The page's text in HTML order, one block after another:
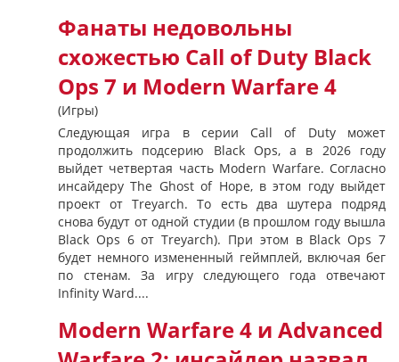
Фанаты недовольны
схожестью Call of Duty Black
Ops 7 и Modern Warfare 4
(Игры)
Следующая игра в серии Call of Duty может
продолжить подсерию Black Ops, а в 2026 году
выйдет четвертая часть Modern Warfare. Согласно
инсайдеру The Ghost of Hope, в этом году выйдет
проект от Treyarch. То есть два шутера подряд
снова будут от одной студии (в прошлом году вышла
Black Ops 6 от Treyarch). При этом в Black Ops 7
будет немного измененный геймплей, включая бег
по стенам. За игру следующего года отвечают
Infinity Ward....
Modern Warfare 4 и Advanced